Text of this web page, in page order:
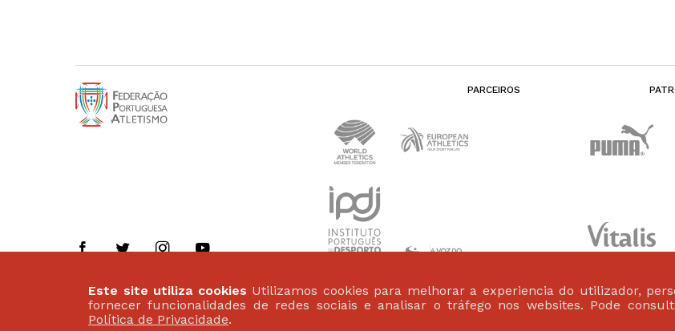
PARCEIROS
Politica de Privacidade
Termos de Utilização
©2026 Federação Portuguesa de Atletismo
Este site utiliza cookies Utilizamos cookies para melhorar a experiencia do utilizador,
fornecer funcionalidades de redes sociais e analisar o tráfego nos websites. Pode
Política de Privacidade.